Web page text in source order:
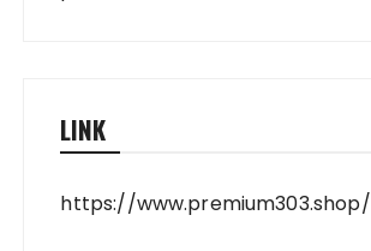
LINK
https://www.premium303.shop/